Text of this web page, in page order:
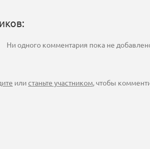
Ни одного комментария пока не
илистаньте участником, чтобы